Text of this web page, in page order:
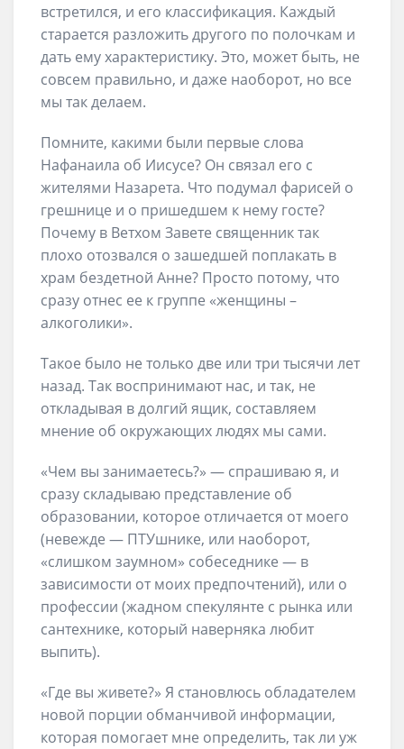
встретился, и его классификация. Каждый
старается разложить другого по полочкам и
дать ему характеристику. Это, может быть, не
совсем правильно, и даже наоборот, но все
мы так делаем.
Помните, какими были первые слова
Нафанаила об Иисусе? Он связал его с
жителями Назарета. Что подумал фарисей о
грешнице и о пришедшем к нему госте?
Почему в Ветхом Завете священник так
плохо отозвался о зашедшей поплакать в
храм бездетной Анне? Просто потому, что
сразу отнес ее к группе «женщины –
алкоголики».
Такое было не только две или три тысячи лет
назад. Так воспринимают нас, и так, не
откладывая в долгий ящик, составляем
мнение об окружающих людях мы сами.
«Чем вы занимаетесь?» — спрашиваю я, и
сразу складываю представление об
образовании, которое отличается от моего
(невежде — ПТУшнике, или наоборот,
«слишком заумном» собеседнике — в
зависимости от моих предпочтений), или о
профессии (жадном спекулянте с рынка или
сантехнике, который наверняка любит
выпить).
«Где вы живете?» Я становлюсь обладателем
новой порции обманчивой информации,
которая помогает мне определить, так ли уж